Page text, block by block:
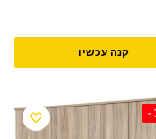
קנה עכשיו
-